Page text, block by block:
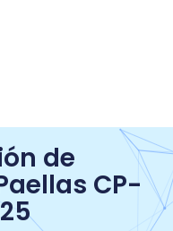
de
CP-